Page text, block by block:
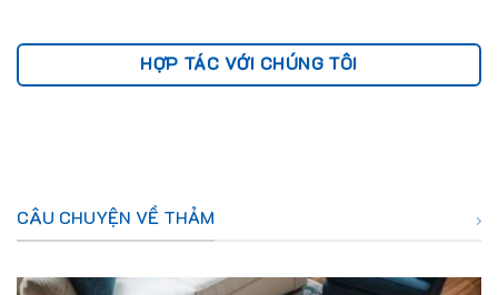
HỢP TÁC VỚI CHÚNG TÔI
CÂU CHUYỆN VỀ THẢM